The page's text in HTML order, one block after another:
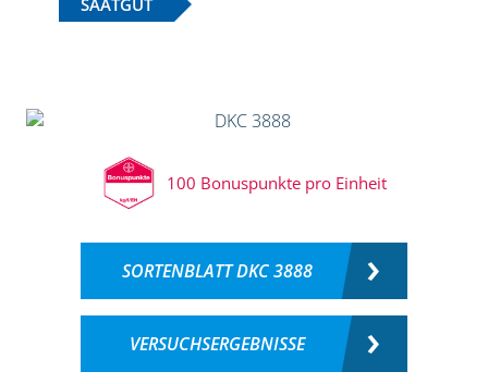
SAATGUT
100 Bonuspunkte pro Einheit
SORTENBLATT DKC 3888
VERSUCHSERGEBNISSE